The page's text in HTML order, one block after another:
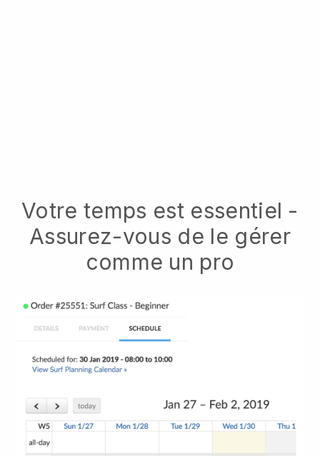
Votre temps est essentiel -
Assurez-vous de le gérer
comme un pro